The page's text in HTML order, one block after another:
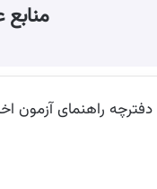
منابع
آزمون اخذ